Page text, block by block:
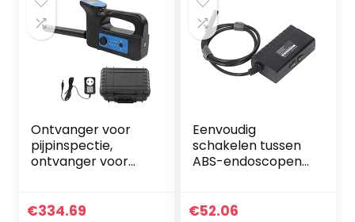
Ontvanger voor
pijpinspectie,
ontvanger voor
100-240 V Hoge
€334.69
Eenvoudig
schakelen tussen
ABS-endoscopen
wifi-
€52.06